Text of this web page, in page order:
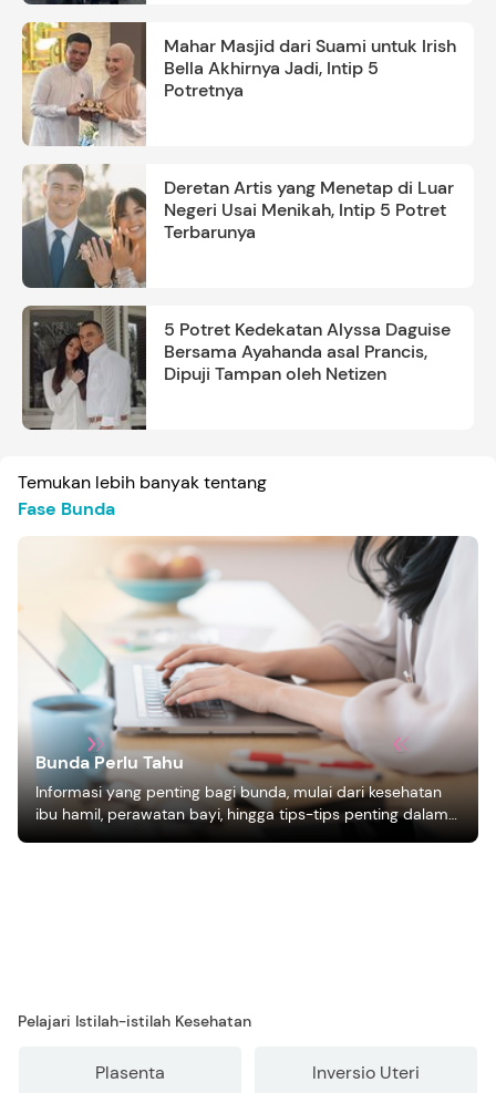
Mahar Masjid dari Suami untuk Irish
Bella Akhirnya Jadi, Intip 5
Potretnya
Deretan Artis yang Menetap di Luar
Negeri Usai Menikah, Intip 5 Potret
Terbarunya
5 Potret Kedekatan Alyssa Daguise
Bersama Ayahanda asal Prancis,
Dipuji Tampan oleh Netizen
Temukan lebih banyak tentang
Fase Bunda
Bunda Perlu Tahu
Informasi yang penting bagi bunda, mulai dari kesehatan
ibu hamil, perawatan bayi, hingga tips-tips penting dalam
mengasuh anak
Pelajari Istilah-istilah Kesehatan
Plasenta Inversio Uteri